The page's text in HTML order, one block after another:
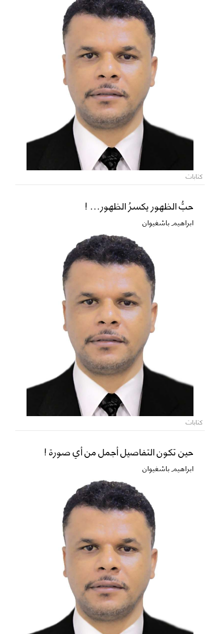
كتابات
حبُّ الظهور يكسرُ الظهور... !
ابراهيم باشغيوان
كتابات
حين تكون التفاصيل أجمل من أي صورة !
ابراهيم باشغيوان